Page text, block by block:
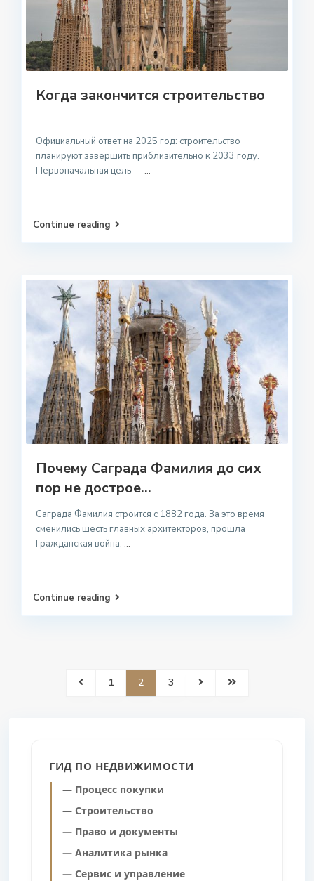
Когда закончится строительство
Официальный ответ на 2025 год: строительство
планируют завершить приблизительно к 2033 году.
Первоначальная цель — ...
Continue reading
Почему Саграда Фамилия до сих
пор не дострое...
Саграда Фамилия строится с 1882 года. За это время
сменились шесть главных архитекторов, прошла
Гражданская война, ...
Continue reading
1 2 3
ГИД ПО НЕДВИЖИМОСТИ
— Процесс покупки
— Строительство
— Право и документы
— Аналитика рынка
— Сервис и управление